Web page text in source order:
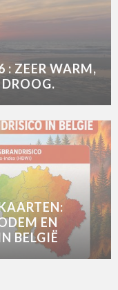
: ZEER WARM,
EN
BELGIË